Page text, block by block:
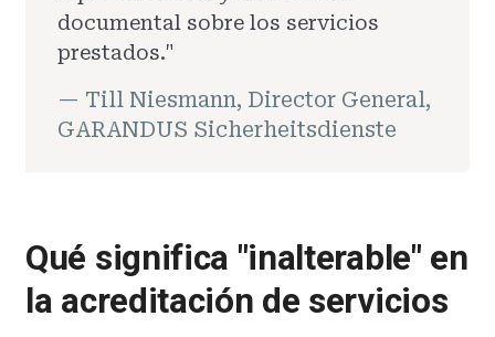
documental sobre los servicios
prestados."
— Till Niesmann, Director General,
GARANDUS Sicherheitsdienste
Qué significa "inalterable" en
la acreditación de servicios